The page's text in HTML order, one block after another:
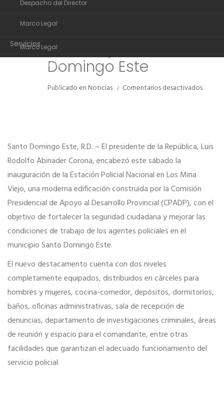
Organigrama
Despacho del Director
Marco Legal
Transparencia
Contactos
Despacho del Director
Marco Legal
Servicios
Transparencia
Estación Policial en Los
Mina Viejo, Santo
Domingo Este
Publicado enNoticias Comentarios desactivadosen
Policial
Santo
Este
Santo Domingo Este, R.D. – El presidente de la República, Luis
Rodolfo Abinader Corona, encabezó este sábado la
inauguración de la Estación Policial Nacional en Los Mina
Viejo, una moderna edificación construida por la Comisión
Presidencial de Apoyo al Desarrollo Provincial (CPADP), con el
objetivo de fortalecer la seguridad ciudadana y mejorar las
condiciones de trabajo de los agentes policiales en el
municipio Santo Domingo Este.
El nuevo destacamento cuenta con dos niveles
completamente equipados, distribuidos en cárceles para
hombres y mujeres, cocina-comedor, depósitos, dormitorios,
baños, oficinas administrativas, sala de recepción de
denuncias, departamento de investigaciones criminales, áreas
de reunión y espacio para el comandante, entre otras
facilidades que garantizan el adecuado funcionamiento del
servicio policial.